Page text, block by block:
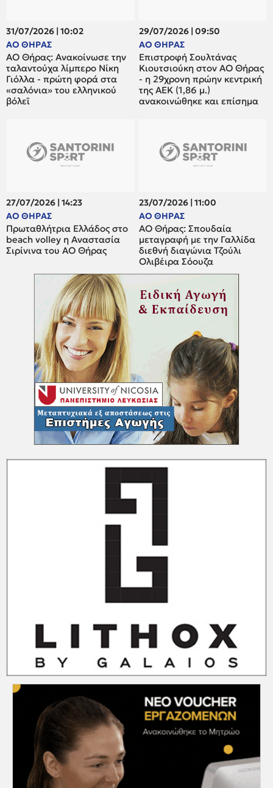
31/07/2026 | 10:02
ΑΟ ΘΗΡΑΣ
ΑΟ Θήρας: Ανακοίνωσε την
ταλαντούχα λίμπερο Νίκη
Γιόλλα - πρώτη φορά στα
«σαλόνια» του ελληνικού
βόλεϊ
29/07/2026 | 09:50
ΑΟ ΘΗΡΑΣ
Επιστροφή Σουλτάνας
Κιουτσιούκη στον ΑΟ Θήρας
- η 29χρονη πρώην κεντρική
της ΑΕΚ (1,86 μ.)
ανακοινώθηκε και επίσημα
27/07/2026 | 14:23
ΑΟ ΘΗΡΑΣ
Πρωταθλήτρια Ελλάδος στο
beach volley η Αναστασία
Σιρίνινα του ΑΟ Θήρας
23/07/2026 | 11:00
ΑΟ ΘΗΡΑΣ
ΑΟ Θήρας: Σπουδαία
μεταγραφή με την Γαλλίδα
διεθνή διαγώνια Τζούλι
Ολιβέιρα Σόουζα